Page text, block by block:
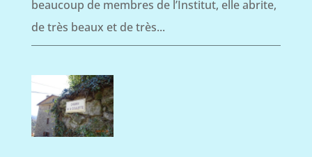
beaucoup de membres de l’Institut, elle abrite,
de très beaux et de très...